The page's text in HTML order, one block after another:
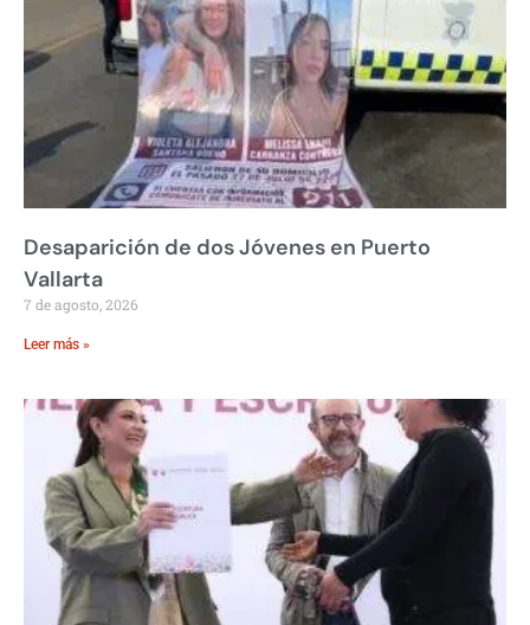
Desaparición de dos Jóvenes en Puerto
Vallarta
7 de agosto, 2026
Leer más »